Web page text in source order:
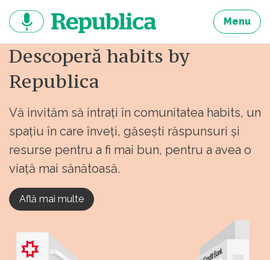
continut
Menu
Descoperă habits by
Republica
Vă invităm să intrați în comunitatea habits, un
spațiu în care înveți, găsești răspunsuri și
resurse pentru a fi mai bun, pentru a avea o
viață mai sănătoasă.
Află mai multe